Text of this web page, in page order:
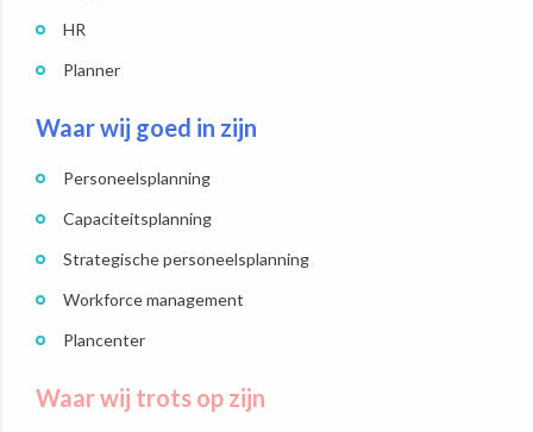
HR
Planner
Waar wij goed in zijn
Personeelsplanning
Capaciteitsplanning
Strategische personeelsplanning
Workforce management
Plancenter
Waar wij trots op zijn